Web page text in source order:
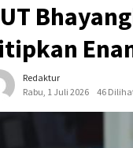
Redaktur
Rabu, 1 Juli 2026
46